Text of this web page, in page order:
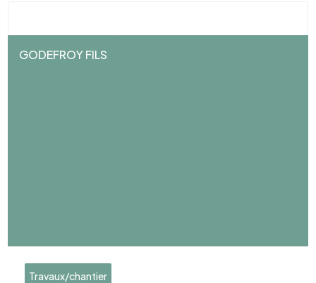
GODEFROY FILS
Travaux/chantier